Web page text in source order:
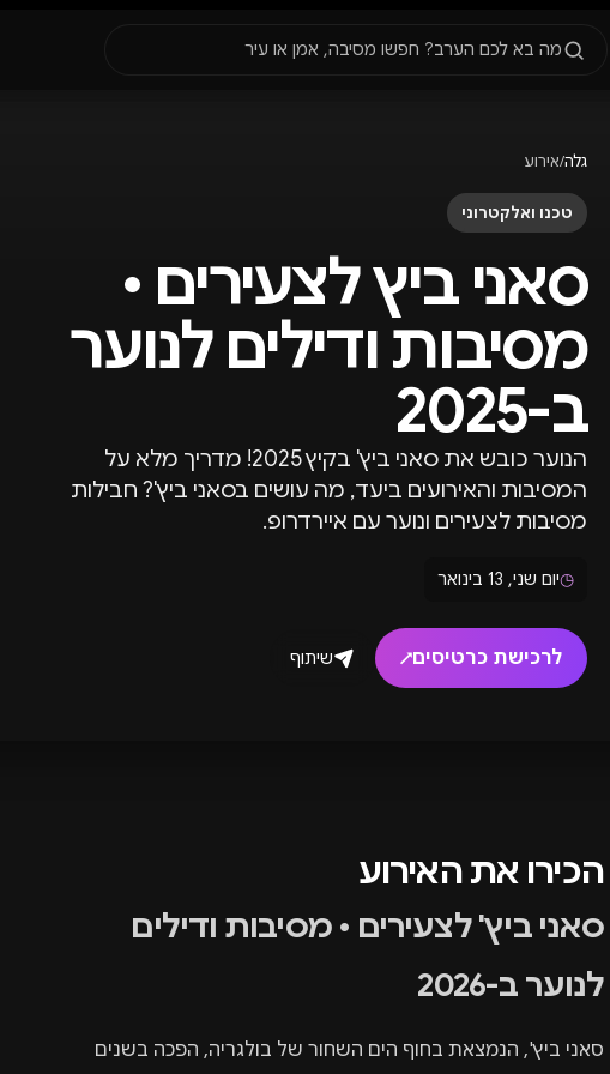
מה בא לכם הערב? חפשו מסיבה, אמן או עיר
גלה/אירוע
טכנו ואלקטרוני
סאני ביץ לצעירים •
מסיבות ודילים לנוער
ב-2025
הנוער כובש את סאני ביץ' בקיץ 2025! מדריך מלא על
המסיבות והאירועים ביעד, מה עושים בסאני ביץ'? חבילות
מסיבות לצעירים ונוער עם איירדרופ.
◷יום שני, 13 בינואר
לרכישת כרטיסים↗ שיתוף
הכירו את האירוע
סאני ביץ' לצעירים • מסיבות ודילים
לנוער ב-2026
סאני ביץ', הנמצאת בחוף הים השחור של בולגריה, הפכה בשנים
🎶מועדונים